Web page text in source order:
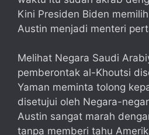
Kini Presiden Biden
Austin menjadi menteri
Melihat Negara Saudi
pemberontak al-Khoutsi
Yaman meminta tolong
disetujui oleh Negara-
Austin sangat marah
tanpa memberi tahu